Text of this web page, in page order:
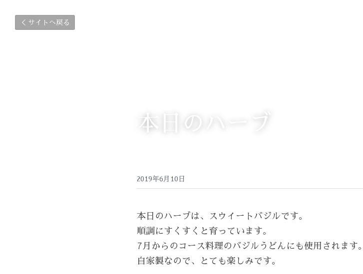
サイトへ戻る
本日のハーブ
2019年6月10日
本日のハーブは、スウイートバジルです。
順調にすくすくと育っています。
7月からのコース料理のバジルうどんにも使用されます。
自家製なので、とても楽しみです。